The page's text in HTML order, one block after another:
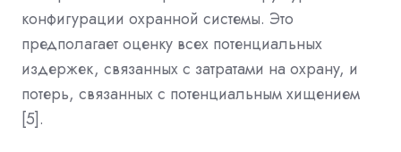
конфигурации охранной системы. Это
предполагает оценку всех потенциальных
издержек, связанных с затратами на охрану, и
потерь, связанных с потенциальным хищением
[5].